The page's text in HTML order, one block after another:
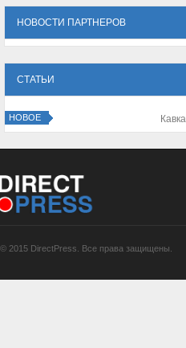
НОВОСТИ ПАРТНЕРОВ
СТАТЬИ
НОВОЕ Зачем нужен
© 2015 DirectPress. Все права защищены.